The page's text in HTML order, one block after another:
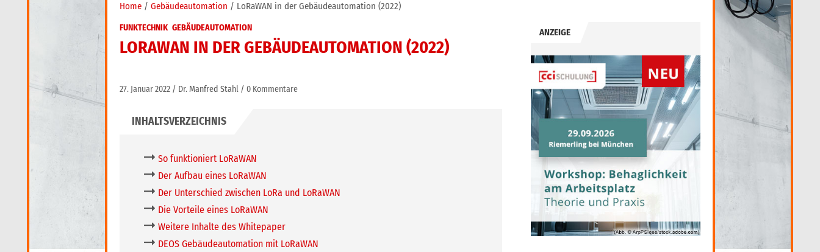
Home Gebäudeautomation LoRaWAN in der Gebäudeautomation (2022)
FUNKTECHNIK GEBÄUDEAUTOMATION
LORAWAN IN DER GEBÄUDEAUTOMATION (2022)
27. Januar 2022 Dr. Manfred Stahl 0 Kommentare
So funktioniert LoRaWAN
Der Aufbau eines LoRaWAN
Der Unterschied zwischen LoRa und LoRaWAN
Die Vorteile eines LoRaWAN
Weitere Inhalte des Whitepaper
DEOS Gebäudeautomation mit LoRaWAN
ANZEIGE